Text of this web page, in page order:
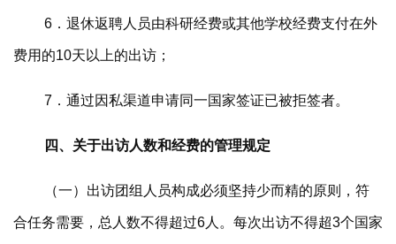
6．退休返聘人员由科研经费或其他学校经费支付在外
费用的10天以上的出访；
7．通过因私渠道申请同一国家签证已被拒签者。
四、关于出访人数和经费的管理规定
（一）出访团组人员构成必须坚持少而精的原则，符
合任务需要，总人数不得超过6人。每次出访不得超3个国家